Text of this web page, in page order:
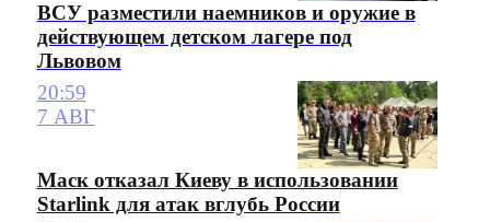
ВСУ разместили наемников и оружие в
действующем детском лагере под
Львовом
20:59
7 АВГ
Маск отказал Киеву в использовании
Starlink для атак вглубь России